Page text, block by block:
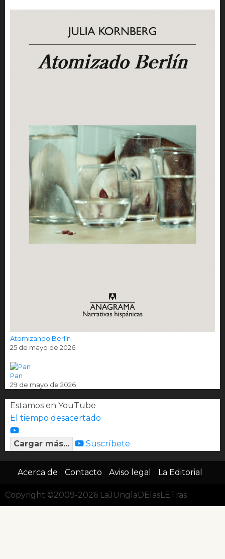
Atomizando Berlín
25 de mayo de 2026
Pan
29 de mayo de 2026
Estamos en YouTube
El tiempo desacertado
Cargar más... Suscríbete
Acerca de Contacto Aviso legal La Editorial
Copyright ©2009-2026 LaJUnglaDElasLETras